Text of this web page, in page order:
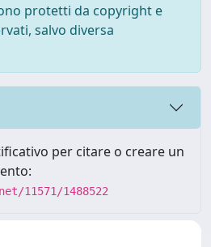
protetti da copyright e
salvo diversa
per citare o creare un
11571/1488522